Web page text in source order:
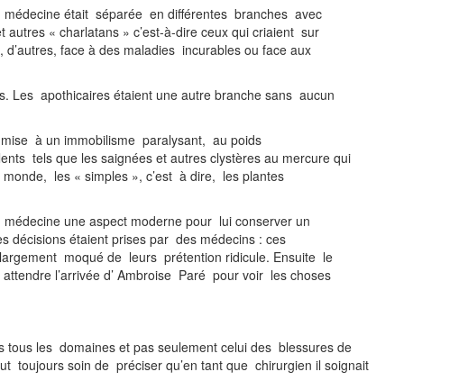
était séparée en différentes branches avec
« charlatans » c’est-à-dire ceux qui criaient sur
face à des maladies incurables ou face aux
Les apothicaires étaient une autre branche sans aucun
à un immobilisme paralysant, au poids
tels que les saignées et autres clystères au mercure qui
les « simples », c’est à dire, les plantes
une aspect moderne pour lui conserver un
étaient prises par des médecins : ces
moqué de leurs prétention ridicule. Ensuite le
l’arrivée d’ Ambroise Paré pour voir les choses
les domaines et pas seulement celui des blessures de
soin de préciser qu’en tant que chirurgien il soignait